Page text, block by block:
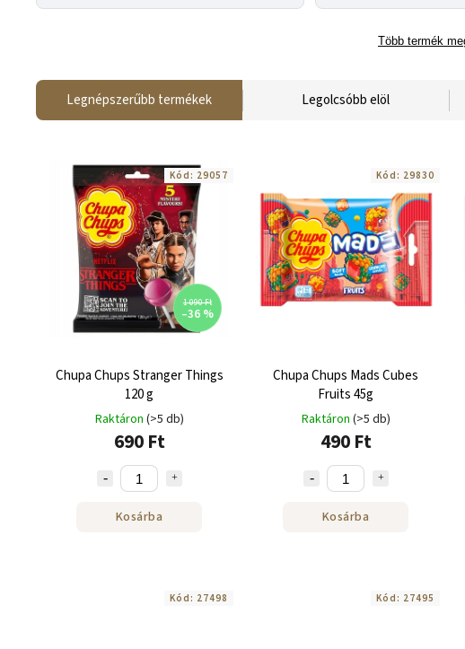
Több termék
Legnépszerűbb termékek Legolcsóbb elöl
1 090 Ft
–36 %
Chupa Chups Stranger Things
120 g
Raktáron (>5 db)
690 Ft
Kosárba
Kód: 29057
Chupa Chups Mads Cubes
Fruits 45g
Raktáron (>5 db)
490 Ft
Kosárba
Kód: 29830
Kód: 27498 Kód: 27495